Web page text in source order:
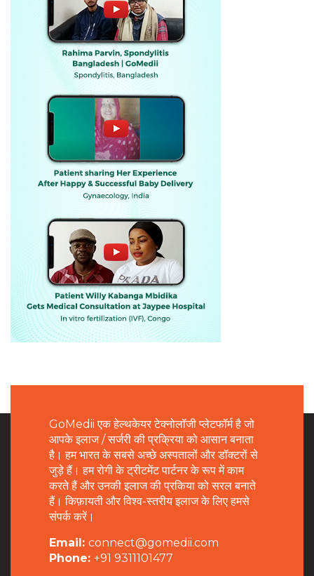
GoMedii एक हेल्थकेयर टेक्नोलॉजी प्लेटफॉर्म है जो
आपके इलाज / सर्जरी की प्रक्रिया को आसान बनाता
है। हम भारत के सबसे अच्छे अस्पतालों और डॉक्टरों से
जुड़े हैं। हम रोगी के ट्रीटमेंट पार्टनर के रूप में काम
करते हैं और उनकी इलाज की प्रकिया को सरल बनाते
हैं। किफ़ायती और विश्व-स्तरीय इलाज के लिए हमसे
संपर्क करें।
Email: connect@gomedii.com
Phone: +91 9311101477